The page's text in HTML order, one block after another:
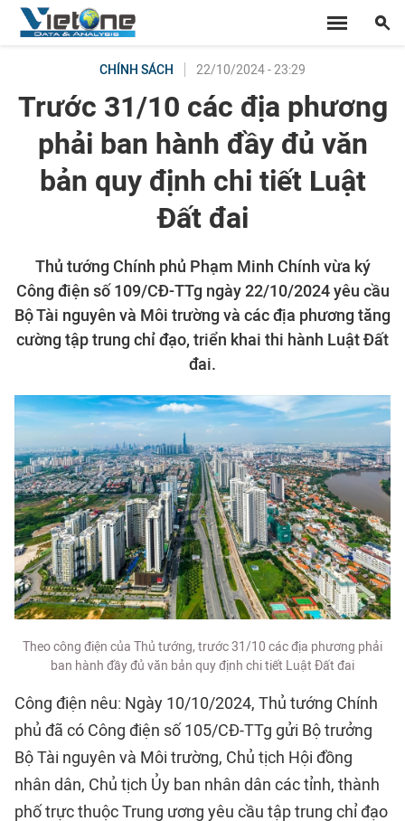
CHÍNH SÁCH 22/10/2024 - 23:29
Trước 31/10 các địa phương
phải ban hành đầy đủ văn
bản quy định chi tiết Luật
Đất đai
Thủ tướng Chính phủ Phạm Minh Chính vừa ký
Công điện số 109/CĐ-TTg ngày 22/10/2024 yêu cầu
Bộ Tài nguyên và Môi trường và các địa phương tăng
cường tập trung chỉ đạo, triển khai thi hành Luật Đất
đai.
Theo công điện của Thủ tướng, trước 31/10 các địa phương phải
ban hành đầy đủ văn bản quy định chi tiết Luật Đất đai
Công điện nêu: Ngày 10/10/2024, Thủ tướng Chính
phủ đã có Công điện số 105/CĐ-TTg gửi Bộ trưởng
Bộ Tài nguyên và Môi trường, Chủ tịch Hội đồng
nhân dân, Chủ tịch Ủy ban nhân dân các tỉnh, thành
phố trực thuộc Trung ương yêu cầu tập trung chỉ đạo